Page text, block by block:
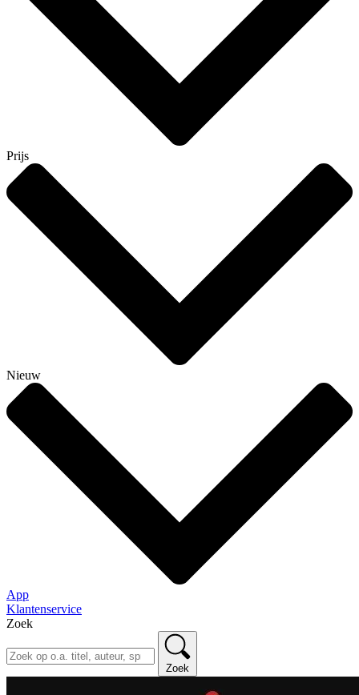
Prijs
Nieuw
App
Klantenservice
Zoek
Zoek